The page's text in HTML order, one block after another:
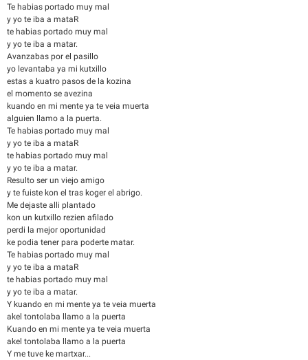
Te habias portado muy mal
y yo te iba a mataR
te habias portado muy mal
y yo te iba a matar.
Avanzabas por el pasillo
yo levantaba ya mi kutxillo
estas a kuatro pasos de la kozina
el momento se avezina
kuando en mi mente ya te veia muerta
alguien llamo a la puerta.
Te habias portado muy mal
y yo te iba a mataR
te habias portado muy mal
y yo te iba a matar.
Resulto ser un viejo amigo
y te fuiste kon el tras koger el abrigo.
Me dejaste alli plantado
kon un kutxillo rezien afilado
perdi la mejor oportunidad
ke podia tener para poderte matar.
Te habias portado muy mal
y yo te iba a mataR
te habias portado muy mal
y yo te iba a matar.
Y kuando en mi mente ya te veia muerta
akel tontolaba llamo a la puerta
Kuando en mi mente ya te veia muerta
akel tontolaba llamo a la puerta
Y me tuve ke martxar...